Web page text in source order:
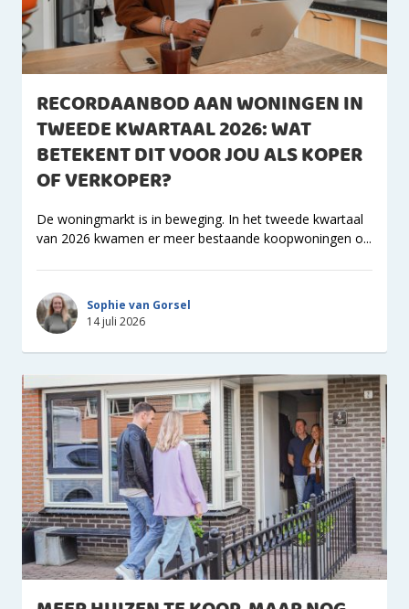
RECORDAANBOD AAN WONINGEN IN
TWEEDE KWARTAAL 2026: WAT
BETEKENT DIT VOOR JOU ALS KOPER
OF VERKOPER?
De woningmarkt is in beweging. In het tweede kwartaal
van 2026 kwamen er meer bestaande koopwoningen o...
Sophie van Gorsel
14 juli 2026